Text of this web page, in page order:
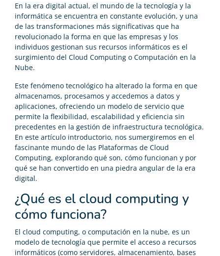
En la era digital actual, el mundo de la tecnología y la
informática se encuentra en constante evolución, y una
de las transformaciones más significativas que ha
revolucionado la forma en que las empresas y los
individuos gestionan sus recursos informáticos es el
surgimiento del Cloud Computing o Computación en la
Nube.
Este fenómeno tecnológico ha alterado la forma en que
almacenamos, procesamos y accedemos a datos y
aplicaciones, ofreciendo un modelo de servicio que
permite la flexibilidad, escalabilidad y eficiencia sin
precedentes en la gestión de infraestructura tecnológica.
En este artículo introductorio, nos sumergiremos en el
fascinante mundo de las Plataformas de Cloud
Computing, explorando qué son, cómo funcionan y por
qué se han convertido en una piedra angular de la era
digital.
¿Qué es el cloud computing y
cómo funciona?
El cloud computing, o computación en la nube, es un
modelo de tecnología que permite el acceso a recursos
informáticos (como servidores, almacenamiento, bases